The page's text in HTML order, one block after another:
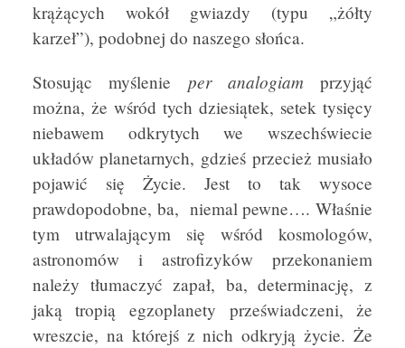
krążących wokół gwiazdy (typu „żółty
karzeł”), podobnej do naszego słońca.
Stosując myślenie per analogiamprzyjąć
można, że wśród tych dziesiątek, setek tysięcy
niebawem odkrytych we wszechświecie
układów planetarnych, gdzieś przecież musiało
pojawić się Życie. Jest to tak wysoce
prawdopodobne, ba, niemal pewne…. Właśnie
tym utrwalającym się wśród kosmologów,
astronomów i astrofizyków przekonaniem
należy tłumaczyć zapał, ba, determinację, z
jaką tropią egzoplanety przeświadczeni, że
wreszcie, na którejś z nich odkryją życie. Że